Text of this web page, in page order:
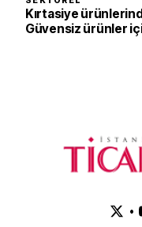
Kırtasiye
Güvensiz ürünler
•